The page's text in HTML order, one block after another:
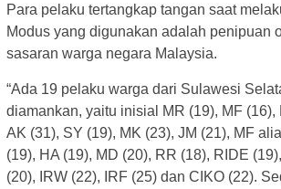
Para pelaku tertangkap tangan saat
Modus yang digunakan adalah penipuan
sasaran warga negara Malaysia.
“Ada 19 pelaku warga dari Sulawesi
diamankan, yaitu inisial MR (19), MF (16),
AK (31), SY (19), MK (23), JM (21), MF
(19), HA (19), MD (20), RR (18), RIDE
(20), IRW (22), IRF (25) dan CIKO (22).